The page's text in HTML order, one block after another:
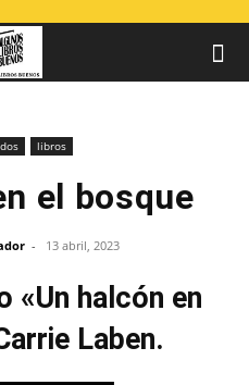
libros
el bosque
- 13 abril, 2023
«Un halcón en
Laben.